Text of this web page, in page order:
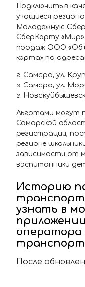
Подключить в
учащиеся
Молодёжную
СберКарту
продаж ООО
карта» по
г. Самара, ул.
г. Самара, ул.
г.
Льготами могут
Самарской
регистрации,
регионе
зависимости от
воспитанники
Историю
узнать в
оператора
После